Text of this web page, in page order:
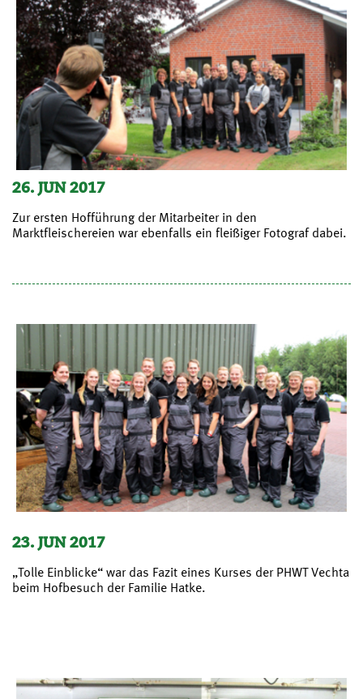
26. JUN 2017
Zur ersten Hofführung der Mitarbeiter in den
Marktfleischereien war ebenfalls ein fleißiger Fotograf dabei.
23. JUN 2017
„Tolle Einblicke“ war das Fazit eines Kurses der PHWT Vechta
beim Hofbesuch der Familie Hatke.